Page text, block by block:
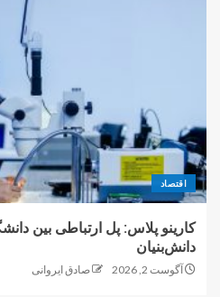
اقتصاد
کارینو پلاس: پل ارتباطی بین
دانش‌بنیان
آگوست 2, 2026 صادق ایروانی